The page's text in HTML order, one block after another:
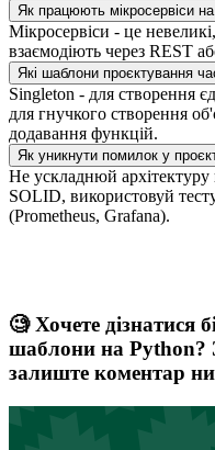
Як працюють мікросервіси
Мікросервіси - це
взаємодіють через REST
Які шаблони проєктування
Singleton - для створення
для гнучкого створення
додавання функцій.
Як уникнути помилок у
Не ускладнюй
SOLID, використовуй
(Prometheus, Grafana).
🧐 Хочете дізнатися
шаблони на Python?
залиште коментар